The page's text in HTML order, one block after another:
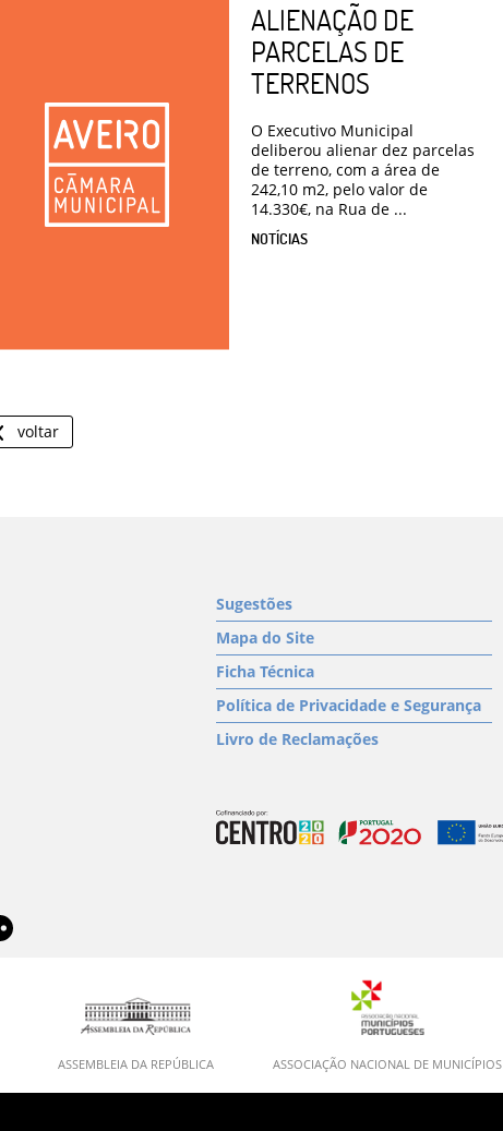
ALIENAÇÃO DE
PARCELAS DE
TERRENOS
O Executivo Municipal
deliberou alienar dez parcelas
de terreno, com a área de
242,10 m2, pelo valor de
14.330€, na Rua de ...
NOTÍCIAS
voltar
Sugestões
Mapa do Site
Ficha Técnica
Política de Privacidade e Segurança
Livro de Reclamações
ASSEMBLEIA DA REPÚBLICA ASSOCIAÇÃO NACIONAL DE MUNICÍPIOS